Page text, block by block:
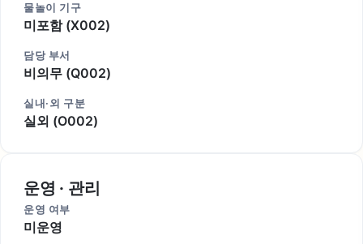
물놀이 기구
미포함 (X002)
담당 부서
비의무 (Q002)
실내·외 구분
실외 (O002)
운영 · 관리
운영 여부
미운영